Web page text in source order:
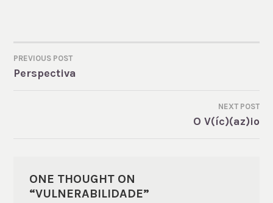
POST
PREVIOUS POST
Perspectiva
NEXT POST
O V(íc)(az)io
ONE THOUGHT ON
“VULNERABILIDADE”